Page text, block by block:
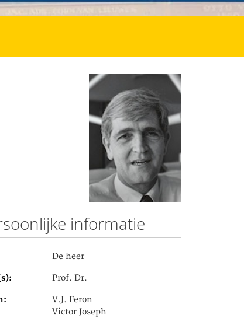
informatie
De heer
Prof. Dr.
V.J. Feron
Victor Joseph